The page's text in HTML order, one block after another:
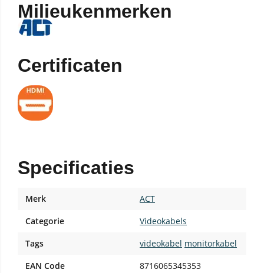
Milieukenmerken
Certificaten
Specificaties
Merk
ACT
Categorie
Videokabels
Tags
videokabel monitorkabel
EAN Code
8716065345353